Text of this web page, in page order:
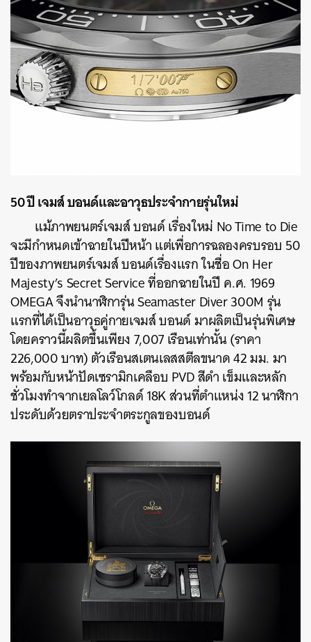
50 ปี เจมส์ บอนด์และอาวุธประจำกายรุ่นใหม่
แม้ภาพยนตร์เจมส์ บอนด์ เรื่องใหม่ No Time to Die
จะมีกำหนดเข้าฉายในปีหน้า แต่เพื่อการฉลองครบรอบ 50
ปีของภาพยนตร์เจมส์ บอนด์เรื่องแรก ในชื่อ On Her
Majesty’s Secret Service ที่ออกฉายในปี ค.ศ. 1969
OMEGA จึงนำนาฬิการุ่น Seamaster Diver 300M รุ่น
แรกที่ได้เป็นอาวุธคู่กายเจมส์ บอนด์ มาผลิตเป็นรุ่นพิเศษ
โดยคราวนี้ผลิตขึ้นเพียง 7,007 เรือนเท่านั้น (ราคา
226,000 บาท) ตัวเรือนสเตนเลสสตีลขนาด 42 มม. มา
พร้อมกับหน้าปัดเซรามิกเคลือบ PVD สีดำ เข็มและหลัก
ชั่วโมงทำจากเยลโลว์โกลด์ 18K ส่วนที่ตำแหน่ง 12 นาฬิกา
ประดับด้วยตราประจำตระกูลของบอนด์